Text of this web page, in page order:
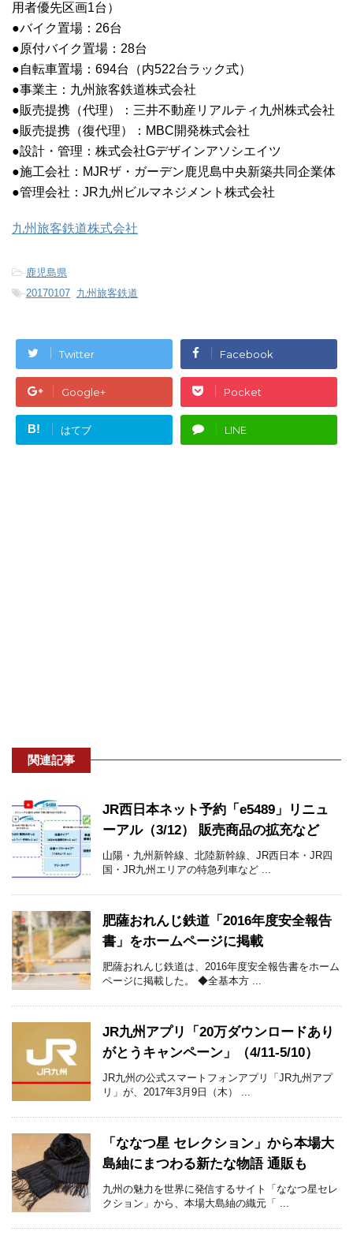
用者優先区画1台）
●バイク置場：26台
●原付バイク置場：28台
●自転車置場：694台（内522台ラック式）
●事業主：九州旅客鉄道株式会社
●販売提携（代理）：三井不動産リアルティ九州株式会社
●販売提携（復代理）：MBC開発株式会社
●設計・管理：株式会社Gデザインアソシエイツ
●施工会社：MJRザ・ガーデン鹿児島中央新築共同企業体
●管理会社：JR九州ビルマネジメント株式会社
九州旅客鉄道株式会社
-鹿児島県
-20170107, 九州旅客鉄道
Twitter Facebook
Google+ Pocket
B! はてブ LINE
関連記事
JR西日本ネット予約「e5489」リニュ
ーアル（3/12） 販売商品の拡充など
山陽・九州新幹線、北陸新幹線、JR西日本・JR四
国・JR九州エリアの特急列車など ...
肥薩おれんじ鉄道「2016年度安全報告
書」をホームページに掲載
肥薩おれんじ鉄道は、2016年度安全報告書をホーム
ページに掲載した。 ◆全基本方 ...
JR九州アプリ「20万ダウンロードあり
がとうキャンペーン」（4/11-5/10）
JR九州の公式スマートフォンアプリ「JR九州アプ
リ」が、2017年3月9日（木） ...
「ななつ星 セレクション」から本場大
島紬にまつわる新たな物語 通販も
九州の魅力を世界に発信するサイト「ななつ星セレ
クション」から、本場大島紬の織元「 ...